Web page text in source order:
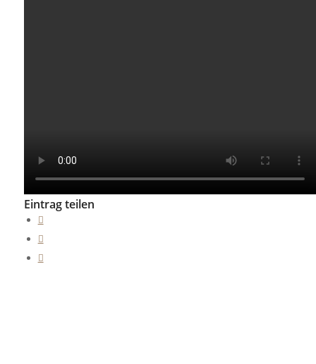
Eintrag teilen